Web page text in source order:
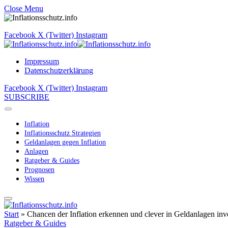
Close Menu
Facebook X (Twitter) Instagram
Impressum
Datenschutzerklärung
Facebook X (Twitter) Instagram
SUBSCRIBE
Inflation
Inflationsschutz Strategien
Geldanlagen gegen Inflation
Anlagen
Ratgeber & Guides
Prognosen
Wissen
Start » Chancen der Inflation erkennen und clever in Geldanlagen
Ratgeber & Guides